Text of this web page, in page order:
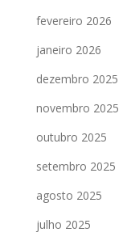
fevereiro 2026
janeiro 2026
dezembro 2025
novembro 2025
outubro 2025
setembro 2025
agosto 2025
julho 2025